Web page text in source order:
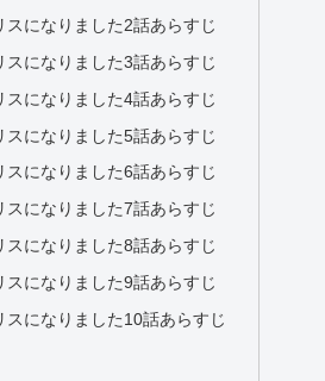
スになりました2話あらすじ
スになりました3話あらすじ
スになりました4話あらすじ
スになりました5話あらすじ
スになりました6話あらすじ
スになりました7話あらすじ
スになりました8話あらすじ
スになりました9話あらすじ
スになりました10話あらすじ